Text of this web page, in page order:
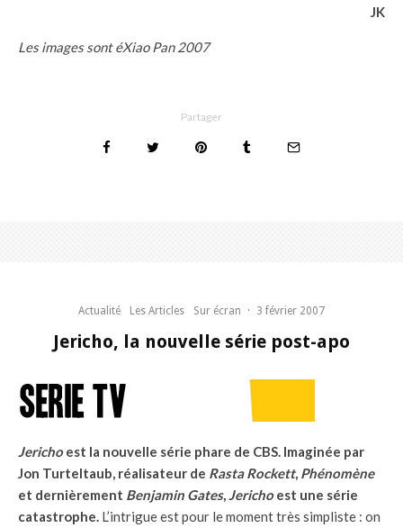
JK
Les images sont éXiao Pan 2007
Partager
Actualité Les Articles Sur écran · 3 février 2007
Jericho, la nouvelle série post-apo
Jerichoest la nouvelle série phare de CBS. Imaginée par
Jon Turteltaub, réalisateur de Rasta Rockett, Phénomène
et dernièrement Benjamin Gates, Jerichoest une série
catastrophe. L’intrigue est pour le moment très simpliste : on